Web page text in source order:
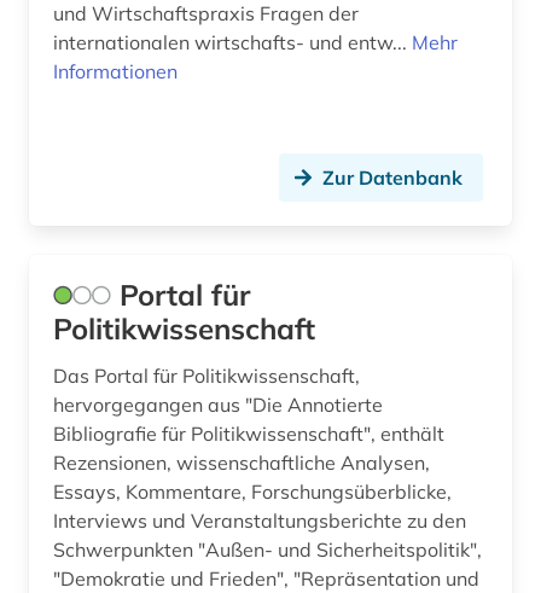
benelux (1)
benin (1)
berlin (4)
berliner klassik (1)
berliner nationaltheater (1)
bern (1)
berufe im gesundheitswesen (1)
und Wirtschaftspraxis Fragen der
internationalen wirtschafts- und entw... Mehr
Informationen
Zur Datenbank
Portal für
Politikwissenschaft
Das Portal für Politikwissenschaft,
hervorgegangen aus "Die Annotierte
Bibliografie für Politikwissenschaft", enthält
Rezensionen, wissenschaftliche Analysen,
Essays, Kommentare, Forschungsüberblicke,
Interviews und Veranstaltungsberichte zu den
Schwerpunkten "Außen- und Sicherheitspolitik",
"Demokratie und Frieden", "Repräsentation und